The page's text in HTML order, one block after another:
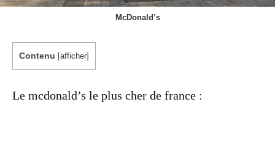
McDonald’s
Contenu [afficher]
Le mcdonald’s le plus cher de france :